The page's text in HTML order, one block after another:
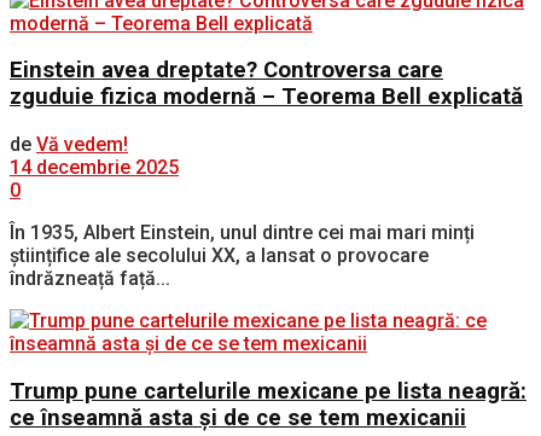
Einstein avea dreptate? Controversa care
zguduie fizica modernă – Teorema Bell explicată
de Vă vedem!
14 decembrie 2025
0
În 1935, Albert Einstein, unul dintre cei mai mari minți
științifice ale secolului XX, a lansat o provocare
îndrăzneață față...
Trump pune cartelurile mexicane pe lista neagră:
ce înseamnă asta și de ce se tem mexicanii